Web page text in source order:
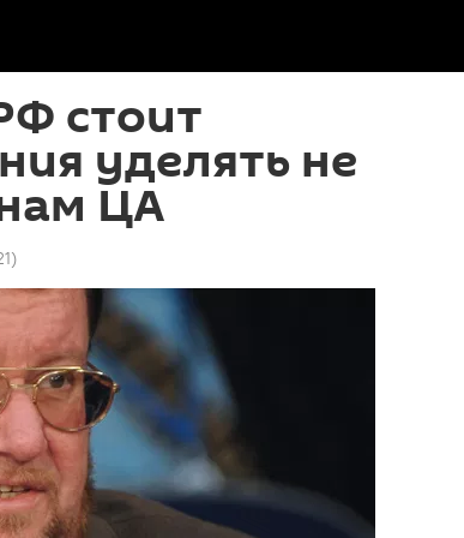
стоит
уделять не
ЦА
)